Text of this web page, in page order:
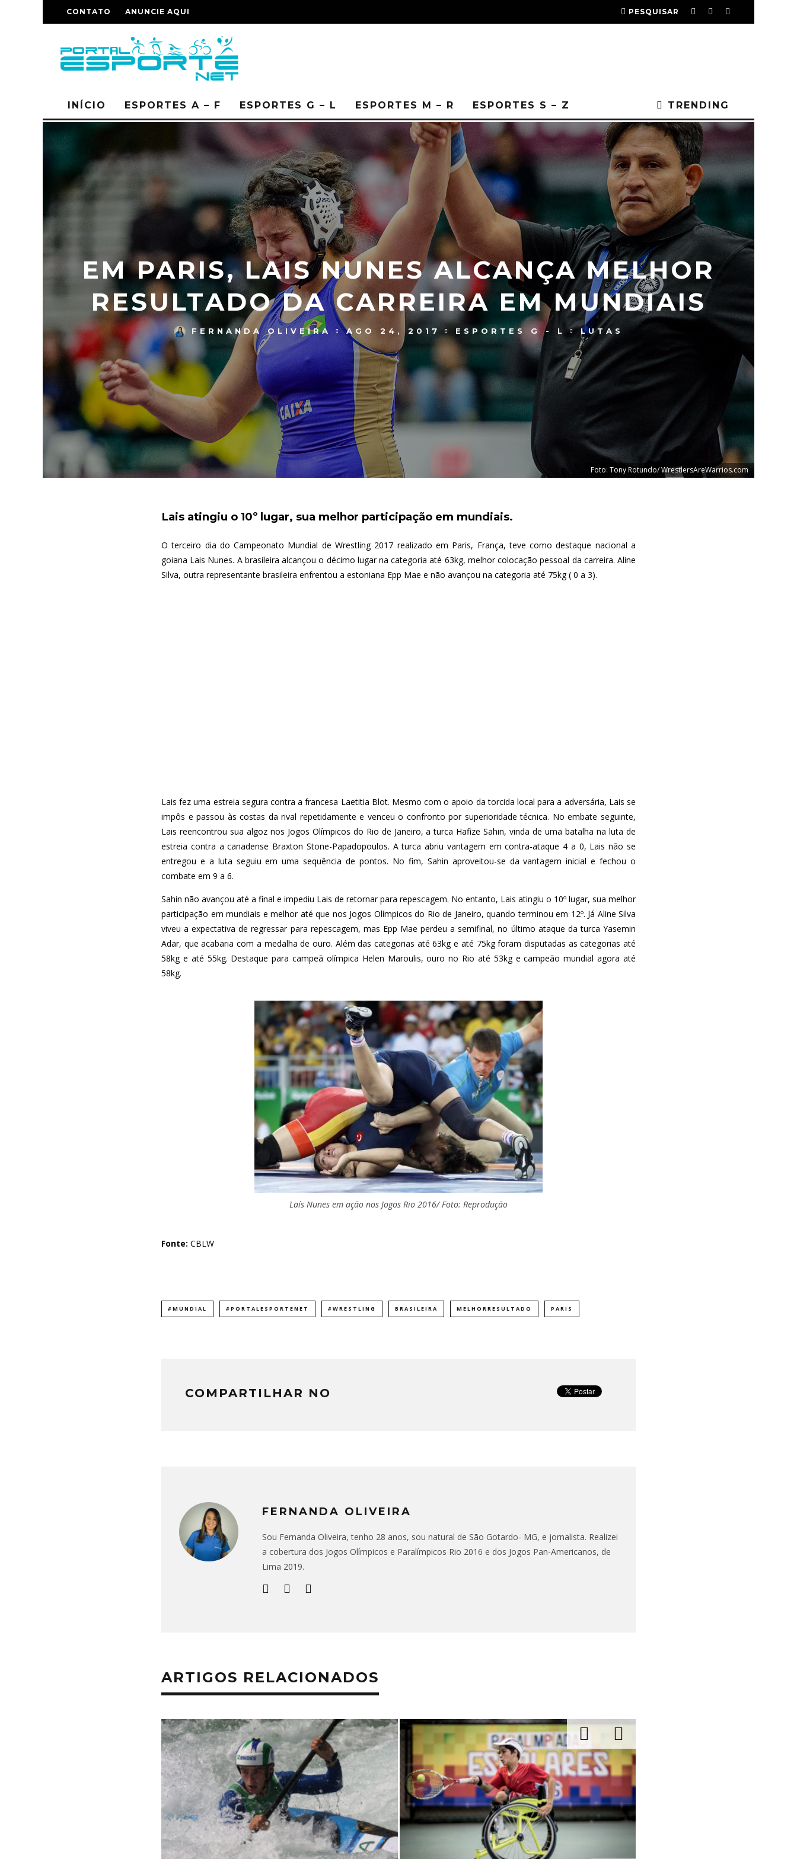
CONTATO ANUNCIE AQUI PESQUISAR
INÍCIO ESPORTES A – F ESPORTES G – L ESPORTES M – R ESPORTES S – Z TRENDING
EM PARIS, LAIS NUNES ALCANÇA MELHOR
RESULTADO DA CARREIRA EM MUNDIAIS
FERNANDA OLIVEIRA AGO 24, 2017 ESPORTES G - L LUTAS
Foto: Tony Rotundo/ WrestlersAreWarrios.com
Lais atingiu o 10º lugar, sua melhor participação em mundiais.
O terceiro dia do Campeonato Mundial de Wrestling 2017 realizado em Paris, França, teve como destaque nacional a
goiana Lais Nunes. A brasileira alcançou o décimo lugar na categoria até 63kg, melhor colocação pessoal da carreira. Aline
Silva, outra representante brasileira enfrentou a estoniana Epp Mae e não avançou na categoria até 75kg ( 0 a 3).
Lais fez uma estreia segura contra a francesa Laetitia Blot. Mesmo com o apoio da torcida local para a adversária, Lais se
impôs e passou às costas da rival repetidamente e venceu o confronto por superioridade técnica. No embate seguinte,
Lais reencontrou sua algoz nos Jogos Olímpicos do Rio de Janeiro, a turca Hafize Sahin, vinda de uma batalha na luta de
estreia contra a canadense Braxton Stone-Papadopoulos. A turca abriu vantagem em contra-ataque 4 a 0, Lais não se
entregou e a luta seguiu em uma sequência de pontos. No fim, Sahin aproveitou-se da vantagem inicial e fechou o
combate em 9 a 6.
Sahin não avançou até a final e impediu Lais de retornar para repescagem. No entanto, Lais atingiu o 10º lugar, sua melhor
participação em mundiais e melhor até que nos Jogos Olímpicos do Rio de Janeiro, quando terminou em 12º. Já Aline Silva
viveu a expectativa de regressar para repescagem, mas Epp Mae perdeu a semifinal, no último ataque da turca Yasemin
Adar, que acabaria com a medalha de ouro. Além das categorias até 63kg e até 75kg foram disputadas as categorias até
58kg e até 55kg. Destaque para campeã olímpica Helen Maroulis, ouro no Rio até 53kg e campeão mundial agora até
58kg.
Laís Nunes em ação nos Jogos Rio 2016/ Foto: Reprodução
Fonte: CBLW
#MUNDIAL #PORTALESPORTENET #WRESTLING BRASILEIRA MELHORRESULTADO PARIS
COMPARTILHAR NO
FERNANDA OLIVEIRA
Sou Fernanda Oliveira, tenho 28 anos, sou natural de São Gotardo- MG, e jornalista. Realizei
a cobertura dos Jogos Olímpicos e Paralímpicos Rio 2016 e dos Jogos Pan-Americanos, de
Lima 2019.
ARTIGOS RELACIONADOS